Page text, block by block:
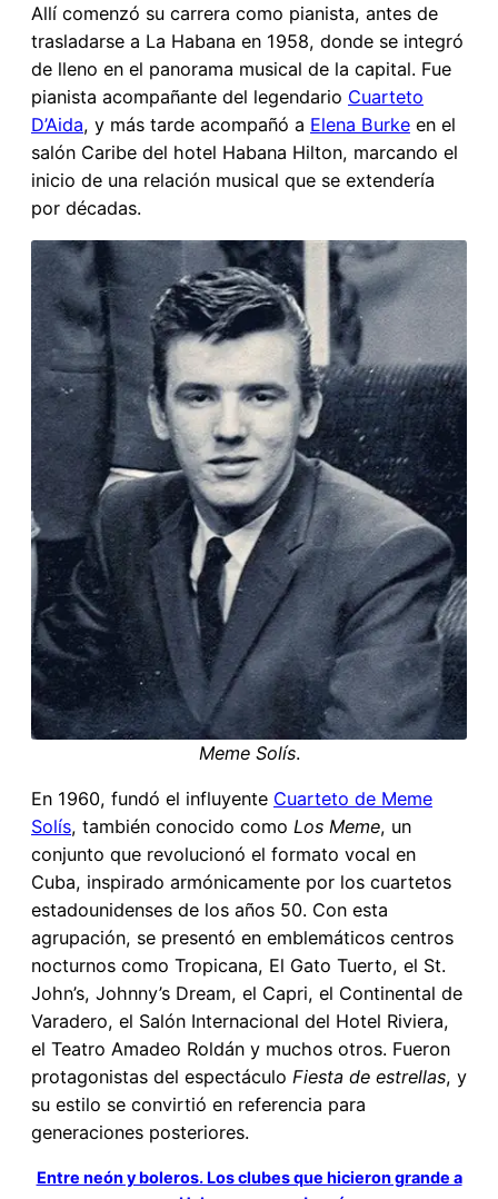
Allí comenzó su carrera como pianista, antes de
trasladarse a La Habana en 1958, donde se integró
de lleno en el panorama musical de la capital. Fue
pianista acompañante del legendario Cuarteto
D’Aida, y más tarde acompañó a Elena Burke en el
salón Caribe del hotel Habana Hilton, marcando el
inicio de una relación musical que se extendería
por décadas.
Meme Solís.
En 1960, fundó el influyente Cuarteto de Meme
Solís, también conocido como Los Meme, un
conjunto que revolucionó el formato vocal en
Cuba, inspirado armónicamente por los cuartetos
estadounidenses de los años 50. Con esta
agrupación, se presentó en emblemáticos centros
nocturnos como Tropicana, El Gato Tuerto, el St.
John’s, Johnny’s Dream, el Capri, el Continental de
Varadero, el Salón Internacional del Hotel Riviera,
el Teatro Amadeo Roldán y muchos otros. Fueron
protagonistas del espectáculo Fiesta de estrellas, y
su estilo se convirtió en referencia para
generaciones posteriores.
Entre neón y boleros. Los clubes que hicieron grande a